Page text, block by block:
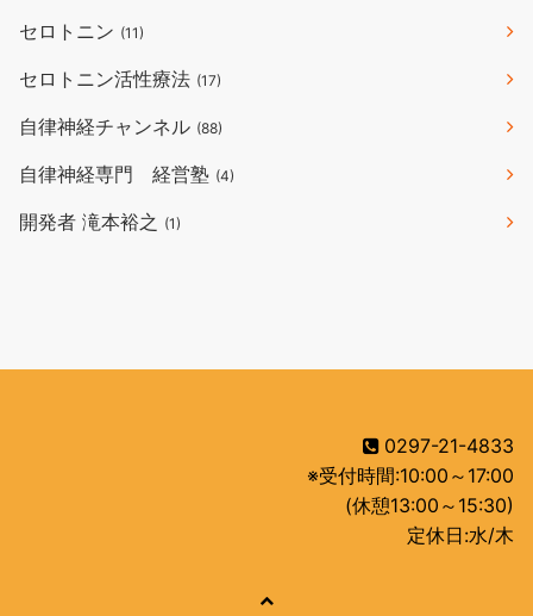
セロトニン (11)
セロトニン活性療法 (17)
自律神経チャンネル (88)
自律神経専門 経営塾 (4)
開発者 滝本裕之 (1)
0297-21-4833
※受付時間:10:00～17:00
(休憩13:00～15:30)
定休日:水/木